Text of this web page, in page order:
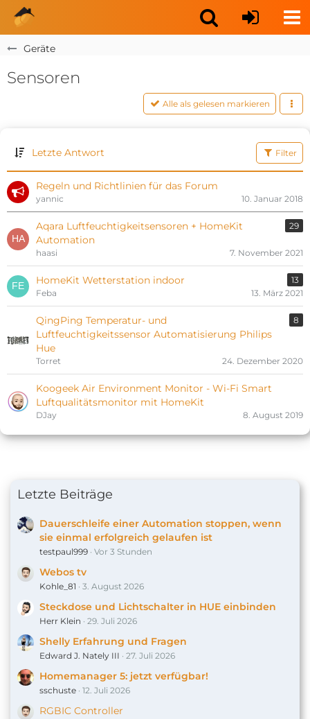
Geräte
Sensoren
Alle als gelesen markieren
Letzte Antwort Filter
Regeln und Richtlinien für das Forum
yannic 10. Januar 2018
Aqara Luftfeuchtigkeitsensoren + HomeKit
Automation
29
haasi 7. November 2021
HomeKit Wetterstation indoor
13
Feba
13. März 2021
QingPing Temperatur- und
Luftfeuchtigkeitssensor Automatisierung Philips
Hue
8
Torret 24. Dezember 2020
Koogeek Air Environment Monitor - Wi-Fi Smart
Luftqualitätsmonitor mit HomeKit
DJay 8. August 2019
Letzte Beiträge
Dauerschleife einer Automation stoppen, wenn
sie einmal erfolgreich gelaufen ist
testpaul999 Vor 3 Stunden
Webos tv
Kohle_81 3. August 2026
Steckdose und Lichtschalter in HUE einbinden
Herr Klein 29. Juli 2026
Shelly Erfahrung und Fragen
Edward J. Nately III 27. Juli 2026
Homemanager 5: jetzt verfügbar!
sschuste 12. Juli 2026
RGBIC Controller